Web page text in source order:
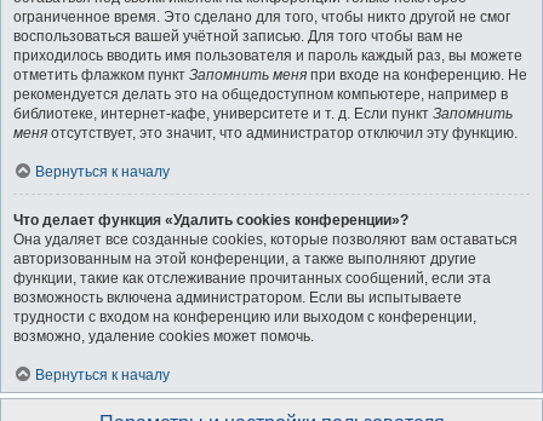
ограниченное время. Это сделано для того, чтобы никто другой не смог
воспользоваться вашей учётной записью. Для того чтобы вам не
приходилось вводить имя пользователя и пароль каждый раз, вы можете
отметить флажком пункт Запомнить меня при входе на конференцию. Не
рекомендуется делать это на общедоступном компьютере, например в
библиотеке, интернет-кафе, университете и т. д. Если пункт Запомнить
меня отсутствует, это значит, что администратор отключил эту функцию.
Вернуться к началу
Что делает функция «Удалить cookies конференции»?
Она удаляет все созданные cookies, которые позволяют вам оставаться
авторизованным на этой конференции, а также выполняют другие
функции, такие как отслеживание прочитанных сообщений, если эта
возможность включена администратором. Если вы испытываете
трудности с входом на конференцию или выходом с конференции,
возможно, удаление cookies может помочь.
Вернуться к началу